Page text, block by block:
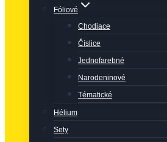
Fóliové
Chodiace
Číslice
Jednofarebné
Narodeninové
Tématické
Hélium
Sety